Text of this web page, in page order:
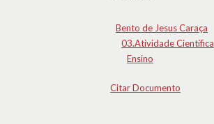
Bento de Jesus Caraça
03.Atividade Científica
Ensino
Citar Documento